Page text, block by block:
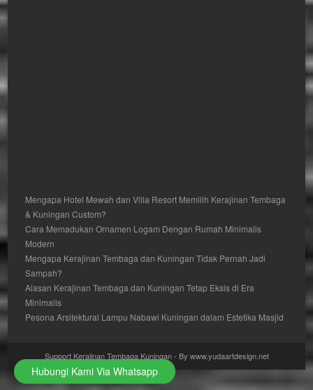
Hubungi Kami Via Whatsapp
Mengapa Hotel Mewah dan Villa Resort Memilih Kerajinan Tembaga
& Kuningan Custom?
Cara Memadukan Ornamen Logam Dengan Rumah Minimalis
Modern
Mengapa Kerajinan Tembaga dan Kuningan Tidak Pernah Jadi
Sampah?
Alasan Kerajinan Tembaga dan Kuningan Tetap Eksis di Era
Minimalis
Pesona Arsitektural Lampu Nabawi Kuningan dalam Estetika Masjid
Support Kerajinan Tembaga Kuningan - By www.yudaartdesign.net